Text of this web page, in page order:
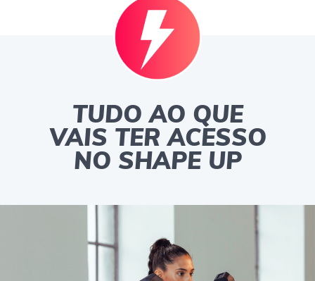
TUDO AO QUE
VAIS TER ACESSO
NO SHAPE UP